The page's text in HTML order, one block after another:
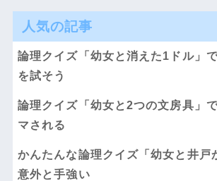
人気の記事
論理クイズ「幼女と消えた1ドル」
を試そう
論理クイズ「幼女と2つの文房具」
マされる
かんたんな論理クイズ「幼女と井戸
意外と手強い